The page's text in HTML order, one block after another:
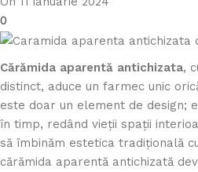
0
Cărămida aparentă antichizata,
distinct, aduce un farmec unic
este doar un element de design;
în timp, redând vieții spații
să îmbinăm estetica tradițională
cărămida aparentă antichizată